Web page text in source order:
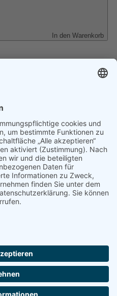
In den Warenkorb
aktualisierte Infos
blinde Menschen
Unterstützer